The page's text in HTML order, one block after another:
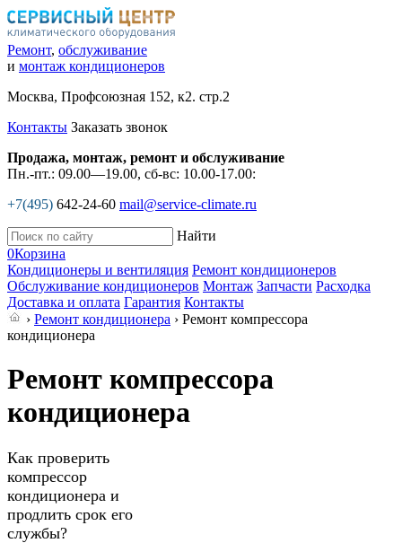
Ремонт, обслуживание
и монтаж кондиционеров
Москва, Профсоюзная 152, к2. стр.2
Контакты Заказать звонок
Продажа, монтаж, ремонт и обслуживание
Пн.-пт.: 09.00—19.00, сб-вс: 10.00-17.00:
+7(495) 642-24-60 mail@service-climate.ru
Найти
0Корзина
Кондиционеры и вентиляция Ремонт кондиционеров
Обслуживание кондиционеров Монтаж Запчасти Расходка
Доставка и оплата Гарантия Контакты
› Ремонт кондиционера › Ремонт компрессора
кондиционера
Ремонт компрессора
кондиционера
Как проверить
компрессор
кондиционера и
продлить срок его
службы?